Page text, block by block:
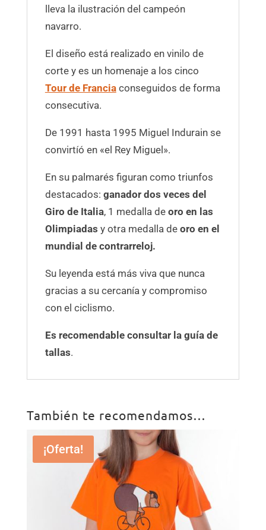
lleva la ilustración del campeón
navarro.
El diseño está realizado en vinilo de
corte y es un homenaje a los cinco
Tour de Franciaconseguidos de forma
consecutiva.
De 1991 hasta 1995 Miguel Indurain se
convirtíó en «el Rey Miguel».
En su palmarés figuran como triunfos
destacados: ganador dos veces del
Giro de Italia, 1 medalla de oro en las
Olimpiadas y otra medalla de oro en el
mundial de contrarreloj.
Su leyenda está más viva que nunca
gracias a su cercanía y compromiso
con el ciclismo.
Es recomendable consultar la guía de
tallas.
También te recomendamos…
¡Oferta!